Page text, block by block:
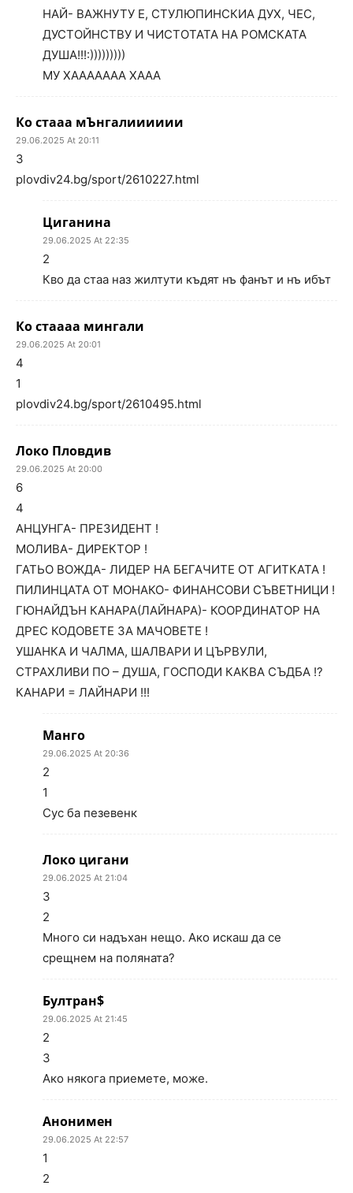
НАЙ- ВАЖНУТУ Е, СТУЛЮПИНСКИА ДУХ, ЧЕС,
ДУСТОЙНСТВУ И ЧИСТОТАТА НА РОМСКАТА
ДУША!!!:)))))))))
МУ ХААААААА ХААА
Ко стааа мЪнгалииииии
29.06.2025 At 20:11
3
plovdiv24.bg/sport/2610227.html
Циганина
29.06.2025 At 22:35
2
Кво да стаа наз жилтути къдят нъ фанът и нъ ибът
Ко стаааа мингали
29.06.2025 At 20:01
4
1
plovdiv24.bg/sport/2610495.html
Локо Пловдив
29.06.2025 At 20:00
6
4
АНЦУНГА- ПРЕЗИДЕНТ !
МОЛИВА- ДИРЕКТОР !
ГАТЬО ВОЖДА- ЛИДЕР НА БЕГАЧИТЕ ОТ АГИТКАТА !
ПИЛИНЦАТА ОТ МОНАКО- ФИНАНСОВИ СЪВЕТНИЦИ !
ГЮНАЙДЪН КАНАРА(ЛАЙНАРА)- КООРДИНАТОР НА
ДРЕС КОДОВЕТЕ ЗА МАЧОВЕТЕ !
УШАНКА И ЧАЛМА, ШАЛВАРИ И ЦЪРВУЛИ,
СТРАХЛИВИ ПО – ДУША, ГОСПОДИ КАКВА СЪДБА !?
КАНАРИ = ЛАЙНАРИ !!!
Манго
29.06.2025 At 20:36
2
1
Сус ба пезевенк
Локо цигани
29.06.2025 At 21:04
3
2
Много си надъхан нещо. Ако искаш да се
срещнем на поляната?
Бултран$
29.06.2025 At 21:45
2
3
Ако някога приемете, може.
Анонимен
29.06.2025 At 22:57
1
2